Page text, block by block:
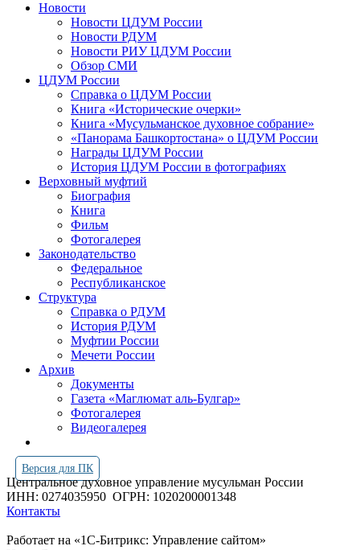
Новости
Новости ЦДУМ России
Новости РДУМ
Новости РИУ ЦДУМ России
Обзор СМИ
ЦДУМ России
Справка о ЦДУМ России
Книга «Исторические очерки»
Книга «Мусульманское духовное собрание»
«Панорама Башкортостана» о ЦДУМ России
Награды ЦДУМ России
История ЦДУМ России в фотографиях
Верховный муфтий
Биография
Книга
Фильм
Фотогалерея
Законодательство
Федеральное
Республиканское
Структура
Справка о РДУМ
История РДУМ
Муфтии России
Мечети России
Архив
Документы
Газета «Маглюмат аль-Булгар»
Фотогалерея
Видеогалерея
Версия для ПК
Центральное духовное управление мусульман России
ИНН: 0274035950 ОГРН: 1020200001348
Контакты
Работает на «1С-Битрикс: Управление сайтом»